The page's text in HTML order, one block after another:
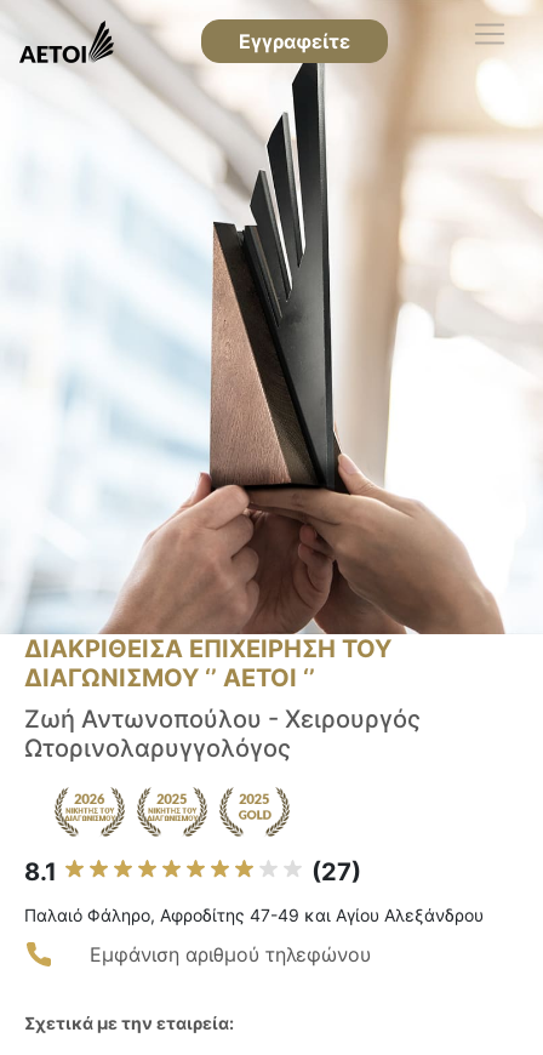
Εγγραφείτε
ΔΙΑΚΡΙΘΕΙΣΑ ΕΠΙΧΕΙΡΗΣΗ ΤΟΥ
ΔΙΑΓΩΝΙΣΜΟΥ ‘’ ΑΕΤΟΙ ‘’
Ζωή Αντωνοπούλου - Χειρουργός
Ωτορινολαρυγγολόγος
8.1 (27)
Παλαιό Φάληρο, Αφροδίτης 47-49 και Αγίου Αλεξάνδρου
Εμφάνιση αριθμού τηλεφώνου
Σχετικά με την εταιρεία: